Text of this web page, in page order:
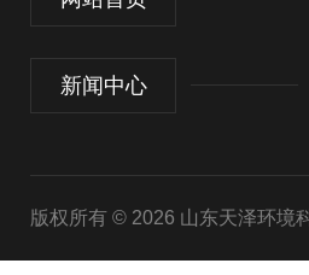
新闻中心
版权所有 © 2026 山东天泽环境